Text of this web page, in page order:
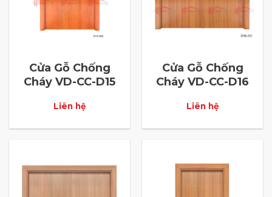
Cửa Gỗ Chống
Cháy VD-CC-D15
Liên hệ
Cửa Gỗ Chống
Cháy VD-CC-D16
Liên hệ